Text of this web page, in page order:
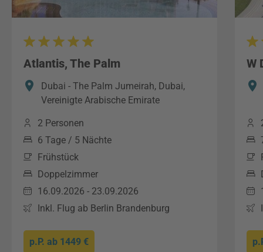
Atlantis, The Palm
Dubai - The Palm Jumeirah, Dubai,
Vereinigte Arabische Emirate
2 Personen
6 Tage / 5 Nächte
Frühstück
Doppelzimmer
16.09.2026 - 23.09.2026
Inkl. Flug ab Berlin Brandenburg
p.P. ab 1449 €
W